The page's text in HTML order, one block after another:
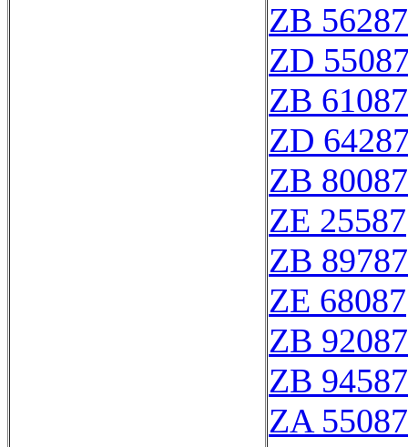
ZB 56287
ZD
ZB 61087
ZD
ZB 80087
ZE 25587
ZB 89787
ZE 68087
ZB 92087
ZB 94587
ZA 55087